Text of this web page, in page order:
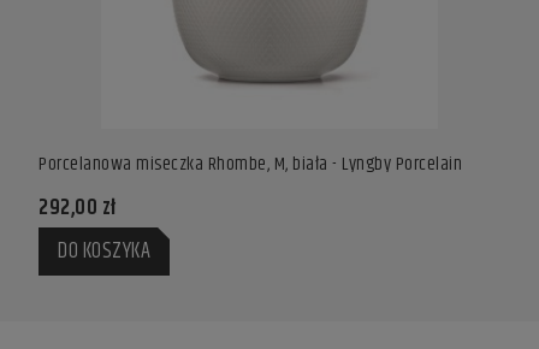
Porcelanowa miseczka Rhombe, M, biała - Lyngby Porcelain
292,00 zł
DO KOSZYKA